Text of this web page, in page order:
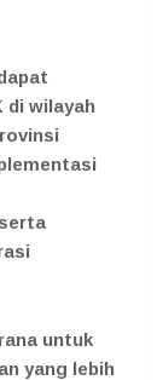
di wilayah
untuk
yang lebih